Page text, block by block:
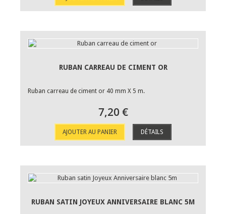
RUBAN CARREAU DE CIMENT OR
Ruban carreau de ciment or 40 mm X 5 m.
7,20 €
AJOUTER AU PANIER DÉTAILS
RUBAN SATIN JOYEUX ANNIVERSAIRE BLANC 5M